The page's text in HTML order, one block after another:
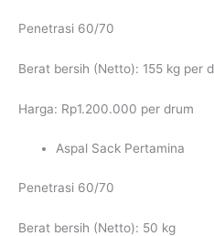
Penetrasi 60/70
Berat bersih (Netto): 155 kg per
Harga: Rp1.200.000 per drum
Aspal Sack Pertamina
Penetrasi 60/70
Berat bersih (Netto): 50 kg